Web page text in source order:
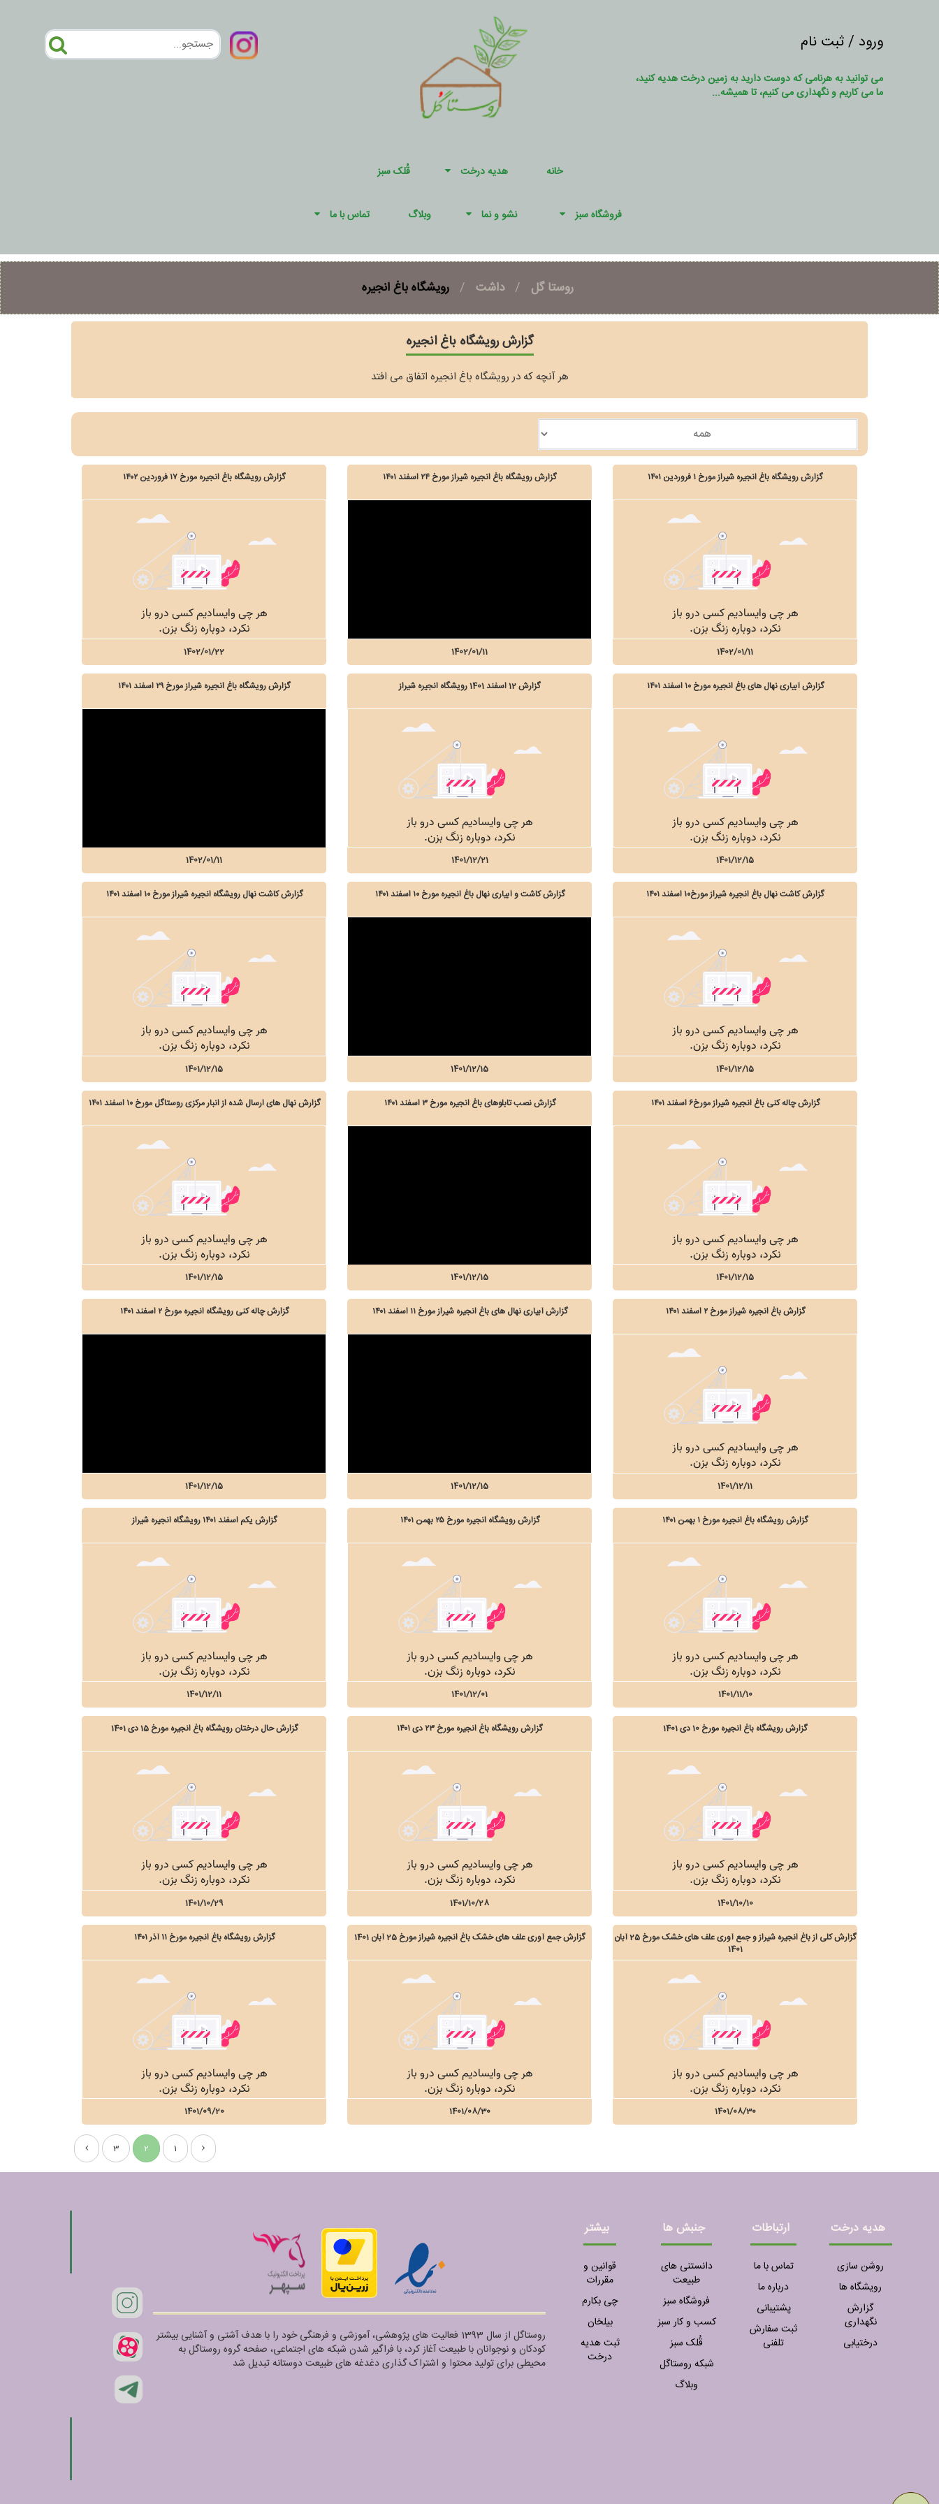
ورود / ثبت نام
می توانید به هرنامی که دوست دارید به زمین درخت هدیه کنید،
ما می کاریم و نگهداری می کنیم، تا همیشه...
خانه هدیه درخت قُلک سبز
فروشگاه سبز نشو و نما وبلاگ تماس با ما
روستا گل / داشت / رویشگاه باغ انجیره
گزارش رویشگاه باغ انجیره
هر آنچه که در رویشگاه باغ انجیره اتفاق می افتد
گزارش رویشگاه باغ انجیره مورخ ۱۷ فروردین ۱۴۰۲
1402/01/22
گزارش رویشگاه باغ انجیره شیراز مورخ ۲۴ اسفند ۱۴۰۱
1402/01/11
گزارش رویشگاه باغ انجیره شیراز مورخ ۱ فروردین ۱۴۰۱
1402/01/11
گزارش رویشگاه باغ انجیره شیراز مورخ ۲۹ اسفند ۱۴۰۱
1402/01/11
گزارش 12 اسفند 1401 رویشگاه انجیره شیراز
1401/12/21
گزارش آبیاری نهال های باغ انجیره مورخ ۱۰ اسفند ۱۴۰۱
1401/12/15
گزارش کاشت نهال رویشگاه انجیره شیراز مورخ ۱۰ اسفند ۱۴۰۱
1401/12/15
گزارش کاشت و آبیاری نهال باغ انجیره مورخ ۱۰ اسفند ۱۴۰۱
1401/12/15
گزارش کاشت نهال باغ انجیره شیراز مورخ۱۰ اسفند ۱۴۰۱
1401/12/15
گزارش نهال های ارسال شده از انبار مرکزی روستاگل مورخ ۱۰ اسفند ۱۴۰۱
1401/12/15
گزارش نصب تابلوهای باغ انجیره مورخ ۳ اسفند ۱۴۰۱
1401/12/15
گزارش چاله کنی باغ انجیره شیراز مورخ۶ اسفند ۱۴۰۱
1401/12/15
گزارش چاله کنی رویشگاه انجیره مورخ ۲ اسفند ۱۴۰۱
1401/12/15
گزارش آبیاری نهال های باغ انجیره شیراز مورخ ۱۱ اسفند ۱۴۰۱
1401/12/15
گزارش باغ انجیره شیراز مورخ ۲ اسفند ۱۴۰۱
1401/12/11
گزارش یکم اسفند ۱۴۰۱ رویشگاه انجیره شیراز
1401/12/11
گزارش رویشگاه انجیره مورخ ۲۵ بهمن ۱۴۰۱
1401/12/01
گزارش رویشگاه باغ انجیره مورخ ۱ بهمن ۱۴۰۱
1401/11/10
گزارش حال درختان رویشگاه باغ انجیره مورخ 15 دی 1401
1401/10/29
گزارش رویشگاه باغ انجیره مورخ ۲۳ دی ۱۴۰۱
1401/10/28
گزارش رویشگاه باغ انجیره مورخ 10 دی 1401
1401/10/10
گزارش رویشگاه باغ انجیره مورخ ۱۱ آذر ۱۴۰۱
1401/09/20
گزارش جمع آوری علف های خشک باغ انجیره شیراز مورخ 25 آبان 1401
1401/08/30
گزارش کلی از باغ انجیره شیراز و جمع آوری علف های خشک مورخ 25 آبان
1401
1401/08/30
3 2 1
هدیه درخت
روشن سازی
رویشگاه ها
گزارش
نگهداری
درختیابی
ارتباطات
تماس با ما
درباره ما
پشتیبانی
ثبت سفارش
تلفنی
جنبش ها
دانستنی های
طبیعت
فروشگاه سبز
کسب و کار سبز
قُلک سبز
شبکه روستاگل
وبلاگ
بیشتر
قوانین و
مقررات
چی بکارم
بیلخان
ثبت هدیه
درخت
روستاگل از سال 1393 فعالیت های پژوهشی، آموزشی و فرهنگی خود را با هدف آشتی و آشنایی بیشتر
کودکان و نوجوانان با طبیعت آغاز کرد، با فراگیر شدن شبکه های اجتماعی، صفحه گروه روستاگل به
محیطی برای تولید محتوا و اشتراک گذاری دغدغه های طبیعت دوستانه تبدیل شد